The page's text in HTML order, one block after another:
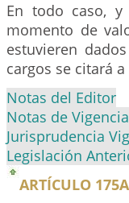
En todo caso,
momento de
estuvieren
cargos se citará
Notas del Editor
Notas de Vigencia
Jurisprudencia
Legislación
ARTÍCULO